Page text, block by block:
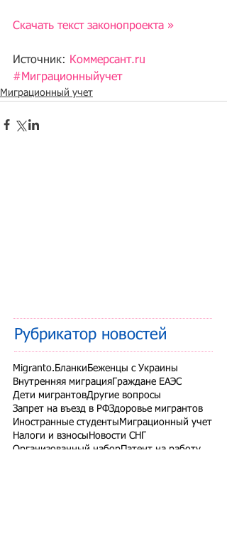
Скачать текст законопроекта »
Источник: Коммерсант.ru
#Миграционныйучет
Миграционный учет
Рубрикатор новостей
Migranto.Бланки Беженцы с Украины
Внутренняя миграцияГраждане ЕАЭС
Дети мигрантовДругие вопросы
Запрет на въезд в РФЗдоровье мигрантов
Иностранные студенты Миграционный учет
Налоги и взносы Новости СНГ
Организованный наборПатент на работу